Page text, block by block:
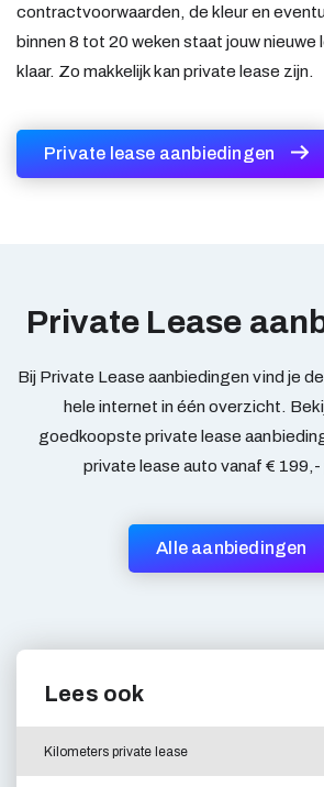
contractvoorwaarden, de kleur en
binnen 8 tot 20 weken staat jouw nieuwe
klaar. Zo makkelijk kan private lease zijn.
Private lease aanbiedingen
Private Lease
Bij Private Lease aanbiedingen vind je
hele internet in één overzicht.
goedkoopste private lease
private lease auto vanaf € 199,-
Alle aanbiedingen
Lees ook
Kilometers private lease